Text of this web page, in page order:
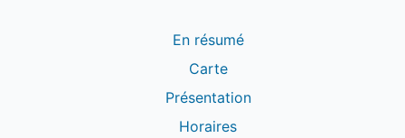
En résumé
Carte
Présentation
Horaires